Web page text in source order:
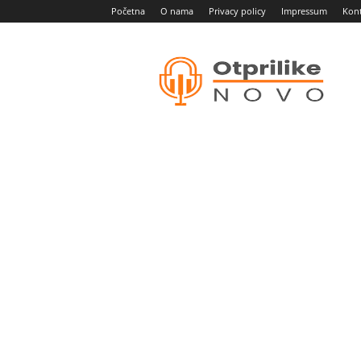
Početna O nama Privacy policy Impressum
novo